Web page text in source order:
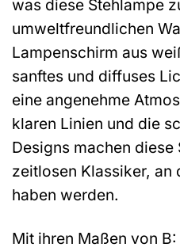
was diese Stehlampe
umweltfreundlichen
Lampenschirm aus
sanftes und diffuses
eine angenehme
klaren Linien und die
Designs machen diese
zeitlosen Klassiker, an
haben werden.
Mit ihren Maßen von